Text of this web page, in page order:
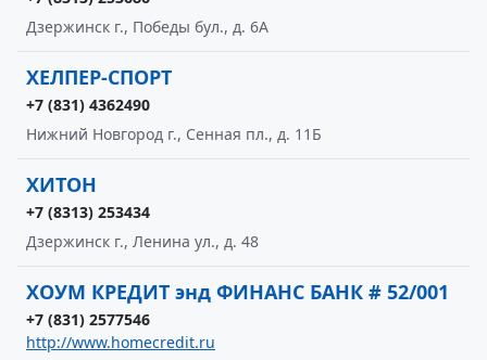
Дзержинск г., Победы бул., д. 6А
ХЕЛПЕР-СПОРТ
+7 (831) 4362490
Нижний Новгород г., Сенная пл., д. 11Б
ХИТОН
+7 (8313) 253434
Дзержинск г., Ленина ул., д. 48
ХОУМ КРЕДИТ энд ФИНАНС БАНК # 52/001
+7 (831) 2577546
http://www.homecredit.ru